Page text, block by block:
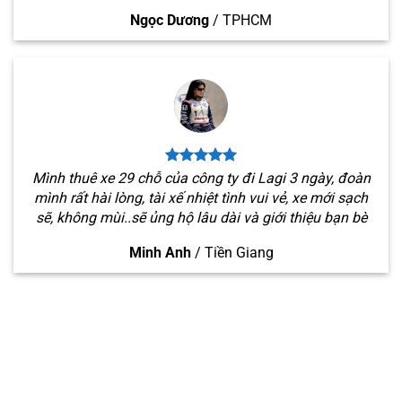
Ngọc Dương / TPHCM
Mình thuê xe 29 chỗ của công ty đi Lagi 3 ngày, đoàn
mình rất hài lòng, tài xế nhiệt tình vui vẻ, xe mới sạch
sẽ, không mùi..sẽ ủng hộ lâu dài và giới thiệu bạn bè
Minh Anh / Tiền Giang